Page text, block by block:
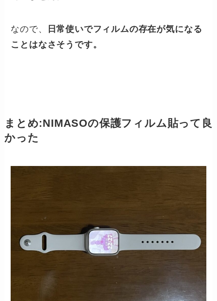
なので、
日常使いでフィルムの存在が気になる
ことはなさそうです。
まとめ:NIMASOの保護フィルム貼って良
かった